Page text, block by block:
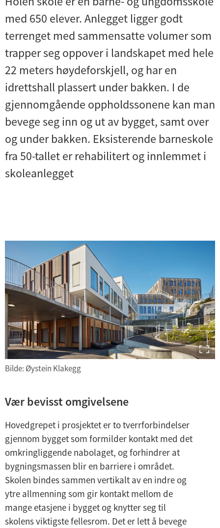
e
med 650 elever. Anlegget ligger godt
terrenget med sammensatte volumer som
trapper seg oppover i landskapet med hele
22 meters høydeforskjell, og har en
idrettshall plassert under bakken. I de
gjennomgående oppholdssonene kan man
bevege seg inn og ut av bygget, samt over
og under bakken. Eksisterende barneskole
fra 50-tallet er rehabilitert og innlemmet i
skoleanlegget
Vær bevisst omgivelsene
Hovedgrepet i prosjektet er to tverrforbindelser
gjennom bygget som formilder kontakt med det
omkringliggende nabolaget, og forhindrer at
bygningsmassen blir en barriere i området.
Skolen bindes sammen vertikalt av en indre og
ytre allmenning som gir kontakt mellom de
mange etasjene i bygget og knytter seg til
skolens viktigste fellesrom. Det er lett å bevege
Bilde: Øystein Klakegg